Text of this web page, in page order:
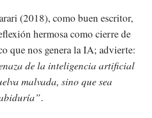
(2018), como buen escritor,
hermosa como cierre de
que nos genera la IA; advierte:
de la inteligencia artificial
malvada, sino que sea
.